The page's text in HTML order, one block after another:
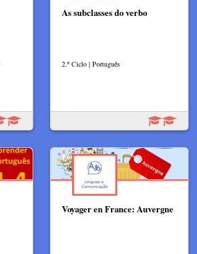
As subclasses do verbo
2.º Ciclo | Português
Voyager en France: Auvergne